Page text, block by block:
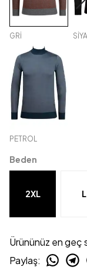
GRİ
PETROL
Beden
2XL L
Ürününüz en geç
Paylaş: